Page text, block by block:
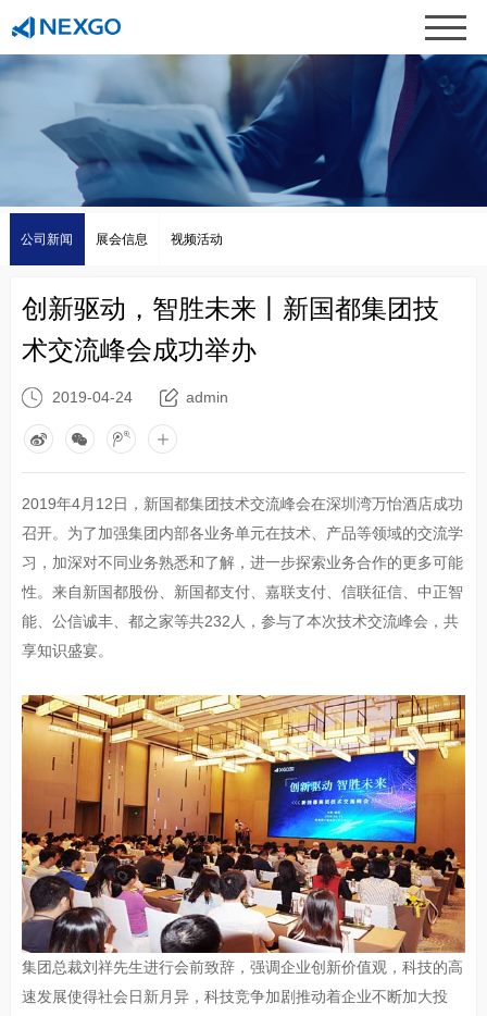
公司新闻 展会信息 视频活动
创新驱动，智胜未来丨新国都集团技
术交流峰会成功举办
2019-04-24 admin
2019年4月12日，新国都集团技术交流峰会在深圳湾万怡酒店成功
召开。为了加强集团内部各业务单元在技术、产品等领域的交流学
习，加深对不同业务熟悉和了解，进一步探索业务合作的更多可能
性。来自新国都股份、新国都支付、嘉联支付、信联征信、中正智
能、公信诚丰、都之家等共232人，参与了本次技术交流峰会，共
享知识盛宴。
集团总裁刘祥先生进行会前致辞，强调企业创新价值观，科技的高
速发展使得社会日新月异，科技竞争加剧推动着企业不断加大投